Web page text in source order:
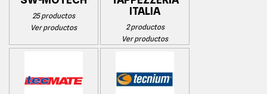
25 productos
Ver productos
ITALIA
2 productos
Ver productos